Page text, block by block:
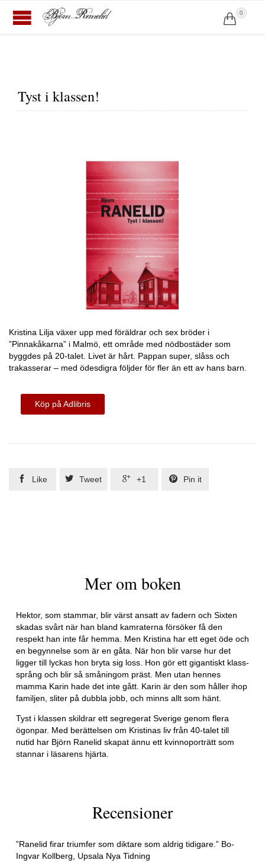
 0
Tyst i klassen!
Kristina Lilja växer upp med föräldrar och sex bröder i
”Pinnakåkarna” i Malmö, ett område med nödbostäder som
byggdes på 20-talet. Livet är hårt. Pappan super, slåss och
trakasserar – med ödesdigra följder för fler än ett av hans barn.
Köp på Adlibris
 Like  Tweet  +1  Pin it
Mer om boken
Hektor, som stammar, blir värst ansatt av fadern och Sixten
skadas svårt när han bland kamraterna försöker få den
respekt han inte får hemma. Men Kristina har ett eget öde och
en begynnelse som är en gåta. När hon blir varse hur det
ligger till lyckas hon bryta sig loss. Hon gör ett gigantiskt klass-
språng och blir så småningom präst. Men utan hennes
mamma Karin hade det inte gått. Karin är den som håller ihop
familjen, sliter på dubbla jobb, och minns allt som hänt.
Tyst i klassen skildrar ett segregerat Sverige genom flera
ögonpar. Med berättelsen om Kristinas liv från 40-talet till
nutid har Björn Ranelid skapat ännu ett kvinnoporträtt som
stannar i läsarens hjärta.
Recensioner
”Ranelid firar triumfer som diktare som aldrig tidigare.” Bo-
Ingvar Kollberg, Upsala Nya Tidning